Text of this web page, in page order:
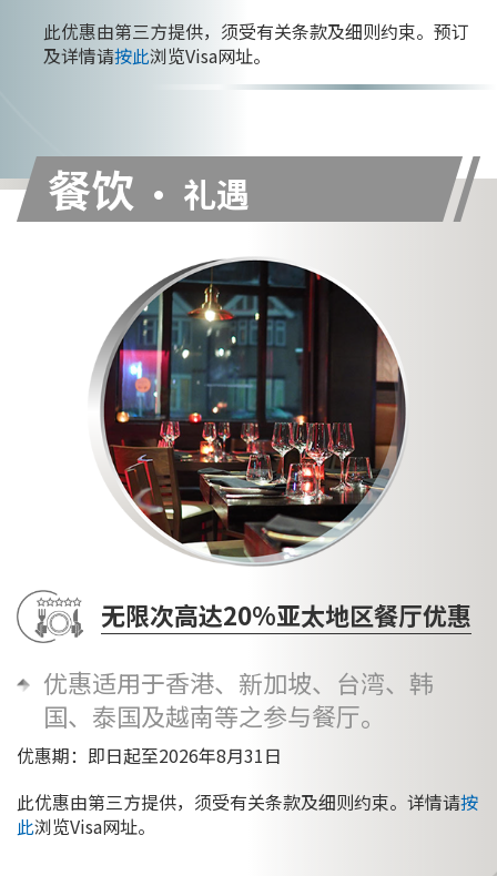
此优惠由第三方提供，须受有关条款及细则约束。预订
及详情请按此浏览Visa网址。
餐饮 • 礼遇
无限次高达20%亚太地区餐厅优惠
优惠适用于香港、新加坡、台湾、韩
国、泰国及越南等之参与餐厅。
优惠期：即日起至2026年8月31日
此优惠由第三方提供，须受有关条款及细则约束。详情请按
此浏览Visa网址。